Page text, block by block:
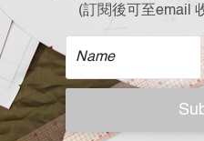
- 純棉點點印花布料
- 前V領後有領片設計
- 長度及膝自在穿搭不怕走光
- so that's me設計台灣製作
| 成分 |